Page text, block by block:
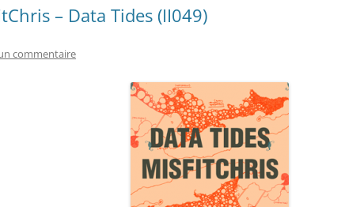
– Data Tides (II049)
commentaire